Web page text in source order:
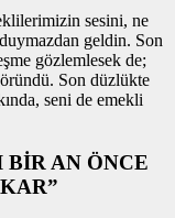
sesini, ne
geldin. Son
gözlemlesek de;
Son düzlükte
seni de emekli
AN ÖNCE